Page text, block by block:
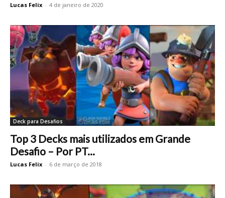
Lucas Felix - 4 de janeiro de 2020
Deck para Desafios
Top 3 Decks mais utilizados em Grande
Desafio – Por PT...
Lucas Felix - 6 de março de 2018